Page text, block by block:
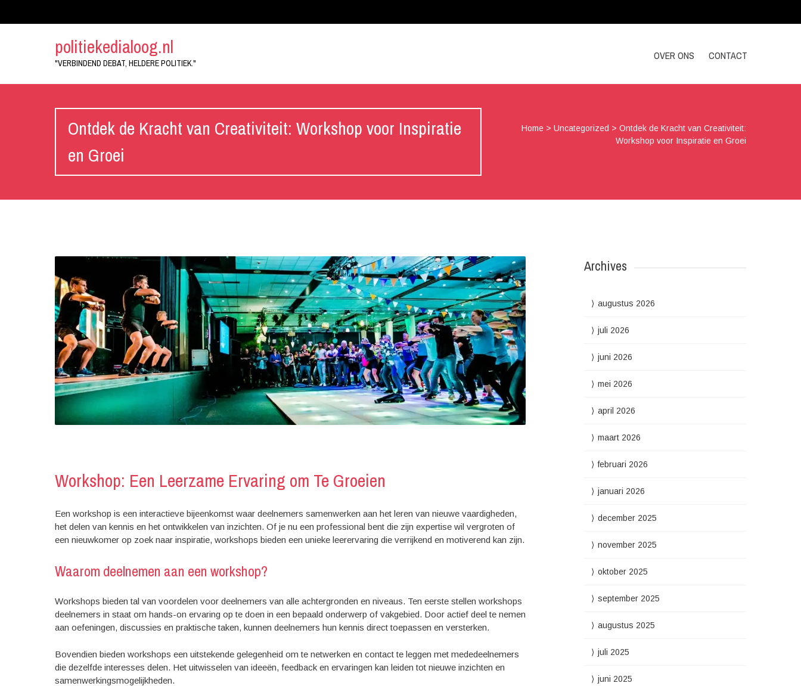
politiekedialoog.nl
"VERBINDEND DEBAT, HELDERE POLITIEK."
OVER ONS CONTACT
Ontdek de Kracht van Creativiteit: Workshop voor Inspiratie
en Groei
Home >Uncategorized >Ontdek de Kracht van Creativiteit:
Workshop voor Inspiratie en Groei
Workshop: Een Leerzame Ervaring om Te Groeien
Een workshop is een interactieve bijeenkomst waar deelnemers samenwerken aan het leren van nieuwe vaardigheden,
het delen van kennis en het ontwikkelen van inzichten. Of je nu een professional bent die zijn expertise wil vergroten of
een nieuwkomer op zoek naar inspiratie, workshops bieden een unieke leerervaring die verrijkend en motiverend kan zijn.
Waarom deelnemen aan een workshop?
Workshops bieden tal van voordelen voor deelnemers van alle achtergronden en niveaus. Ten eerste stellen workshops
deelnemers in staat om hands-on ervaring op te doen in een bepaald onderwerp of vakgebied. Door actief deel te nemen
aan oefeningen, discussies en praktische taken, kunnen deelnemers hun kennis direct toepassen en versterken.
Bovendien bieden workshops een uitstekende gelegenheid om te netwerken en contact te leggen met mededeelnemers
die dezelfde interesses delen. Het uitwisselen van ideeën, feedback en ervaringen kan leiden tot nieuwe inzichten en
samenwerkingsmogelijkheden.
Archives
augustus 2026
juli 2026
juni 2026
mei 2026
april 2026
maart 2026
februari 2026
januari 2026
december 2025
november 2025
oktober 2025
september 2025
augustus 2025
juli 2025
juni 2025